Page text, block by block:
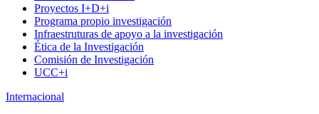
Proyectos I+D+i
Programa propio investigación
Infraestruturas de apoyo a la investigación
Ética de la Investigación
Comisión de Investigación
UCC+i
Internacional